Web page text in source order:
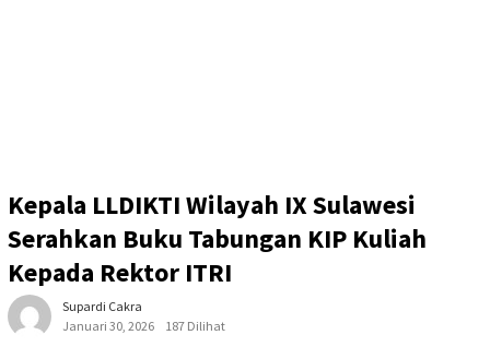
Kepala LLDIKTI Wilayah IX Sulawesi
Serahkan Buku Tabungan KIP Kuliah
Kepada Rektor ITRI
Supardi Cakra
Januari 30, 2026
187 Dilihat